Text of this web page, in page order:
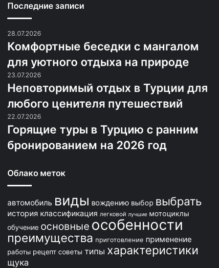
Последние записи
28.07.2026
Комфортные беседки с мангалом
для уютного отдыха на природе
23.07.2026
Неповторимый отдых в Турции для
любого ценителя путешествий
22.07.2026
Горящие туры в Турцию с ранним
бронированием на 2026 год
Облако меток
автомобиль виды вождению выбор выбрать
история классификация легковой лучшие мотоциклы
обучение основные особенности
преимущества приготовление применение
работы рецепт советы типы характеристики
щука